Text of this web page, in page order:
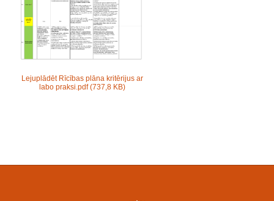
Lejuplādēt Rīcības plāna kritērijus ar
labo praksi.pdf (737,8 KB)